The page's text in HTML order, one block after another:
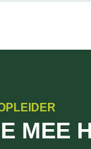
MEE